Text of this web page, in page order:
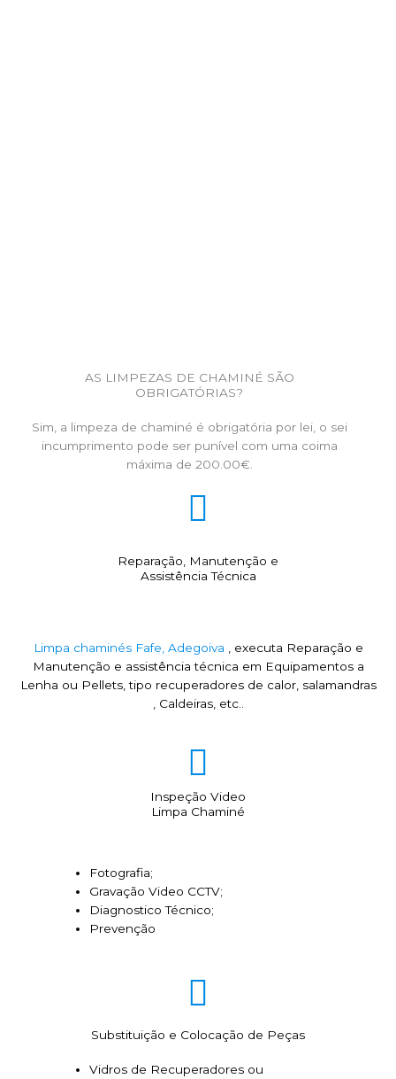
AS LIMPEZAS DE CHAMINÉ SÃO
OBRIGATÓRIAS?
Sim, a limpeza de chaminé é obrigatória por lei, o sei
incumprimento pode ser punível com uma coima
máxima de 200.00€.
Reparação, Manutenção e
Assistência Técnica
Limpa chaminés Fafe, Adegoiva , executa Reparação e
Manutenção e assistência técnica em Equipamentos a
Lenha ou Pellets, tipo recuperadores de calor, salamandras
, Caldeiras, etc..
Inspeção Video
Limpa Chaminé
Fotografia;
Gravação Video CCTV;
Diagnostico Técnico;
Prevenção
Substituição e Colocação de Peças
Vidros de Recuperadores ou